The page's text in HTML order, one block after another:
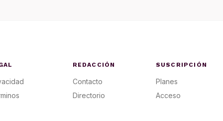
REDACCIÓN
Contacto
Directorio
SUSCRIPCIÓN
Planes
Acceso